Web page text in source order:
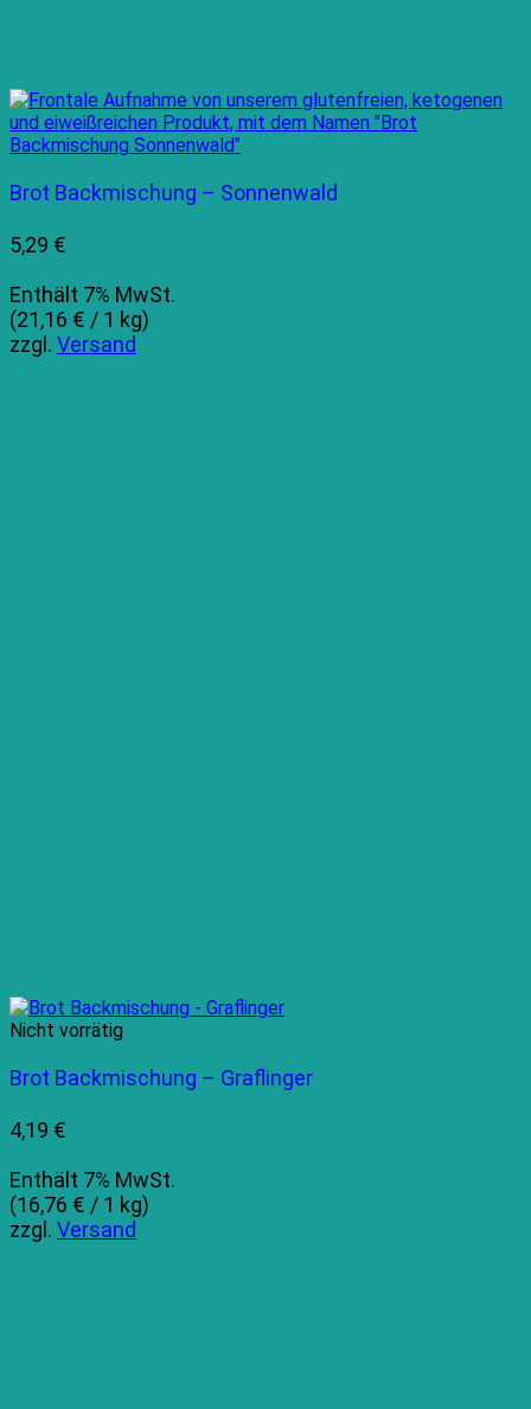
Brot Backmischung – Sonnenwald
5,29 €
Enthält 7% MwSt.
(21,16 € / 1 kg)
zzgl. Versand
Nicht vorrätig
Brot Backmischung – Graflinger
4,19 €
Enthält 7% MwSt.
(16,76 € / 1 kg)
zzgl. Versand